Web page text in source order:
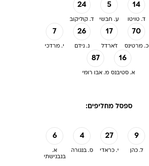
24
ד. קוליקוב
5
ע. חבשי
14
ד. טויטו
7
י. מרדכי
26
נ. נידם
17
ז'ארדל
70
כ. מרטינס
87
מ. אבו רומי
16
א. סטיבנס
ספסל מחליפים:
6
א.
בנבנישתי
4
ס. בנגורה
27
י. כראדי
9
ל. כהן